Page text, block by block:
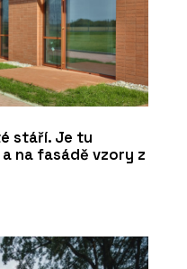
stáří. Je tu
na fasádě vzory z